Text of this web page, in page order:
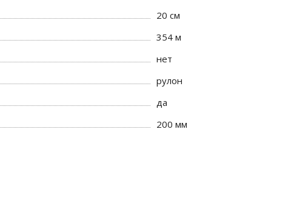
20 см
354 м
нет
рулон
да
200 мм